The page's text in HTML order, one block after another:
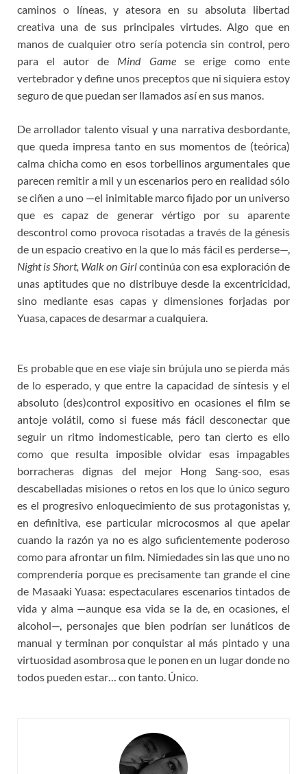
caminos o líneas, y atesora en su absoluta libertad
creativa una de sus principales virtudes. Algo que en
manos de cualquier otro sería potencia sin control, pero
para el autor de Mind Gamese erige como ente
vertebrador y define unos preceptos que ni siquiera estoy
seguro de que puedan ser llamados así en sus manos.
De arrollador talento visual y una narrativa desbordante,
que queda impresa tanto en sus momentos de (teórica)
calma chicha como en esos torbellinos argumentales que
parecen remitir a mil y un escenarios pero en realidad sólo
se ciñen a uno —el inimitable marco fijado por un universo
que es capaz de generar vértigo por su aparente
descontrol como provoca risotadas a través de la génesis
de un espacio creativo en la que lo más fácil es perderse—,
Night is Short, Walk on Girlcontinúa con esa exploración de
unas aptitudes que no distribuye desde la excentricidad,
sino mediante esas capas y dimensiones forjadas por
Yuasa, capaces de desarmar a cualquiera.
Es probable que en ese viaje sin brújula uno se pierda más
de lo esperado, y que entre la capacidad de síntesis y el
absoluto (des)control expositivo en ocasiones el film se
antoje volátil, como si fuese más fácil desconectar que
seguir un ritmo indomesticable, pero tan cierto es ello
como que resulta imposible olvidar esas impagables
borracheras dignas del mejor Hong Sang-soo, esas
descabelladas misiones o retos en los que lo único seguro
es el progresivo enloquecimiento de sus protagonistas y,
en definitiva, ese particular microcosmos al que apelar
cuando la razón ya no es algo suficientemente poderoso
como para afrontar un film. Nimiedades sin las que uno no
comprendería porque es precisamente tan grande el cine
de Masaaki Yuasa: espectaculares escenarios tintados de
vida y alma —aunque esa vida se la de, en ocasiones, el
alcohol—, personajes que bien podrían ser lunáticos de
manual y terminan por conquistar al más pintado y una
virtuosidad asombrosa que le ponen en un lugar donde no
todos pueden estar… con tanto. Único.